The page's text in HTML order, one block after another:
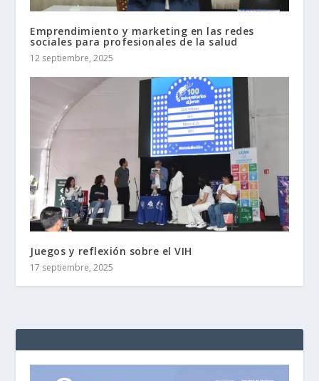
Emprendimiento y marketing en las redes
sociales para profesionales de la salud
12 septiembre, 2025
Juegos y reflexión sobre el VIH
17 septiembre, 2025